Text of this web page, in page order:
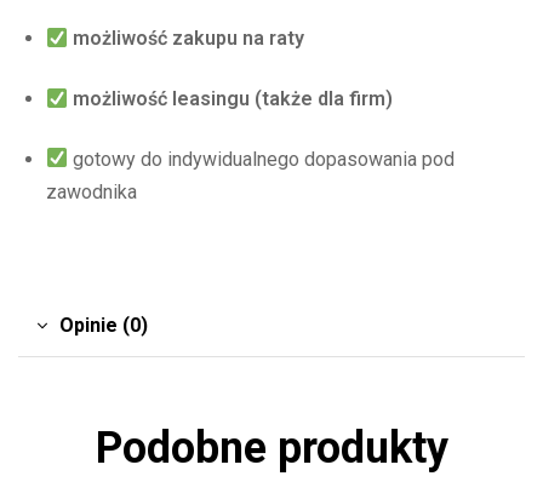
możliwość zakupu na raty
możliwość leasingu (także dla firm)
gotowy do indywidualnego dopasowania pod
zawodnika
Opinie (0)
Podobne produkty